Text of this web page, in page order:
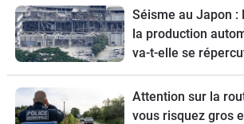
Séisme au Japon :
la production
va-t-elle se
Europe ?
Attention sur la
vous risquez gros